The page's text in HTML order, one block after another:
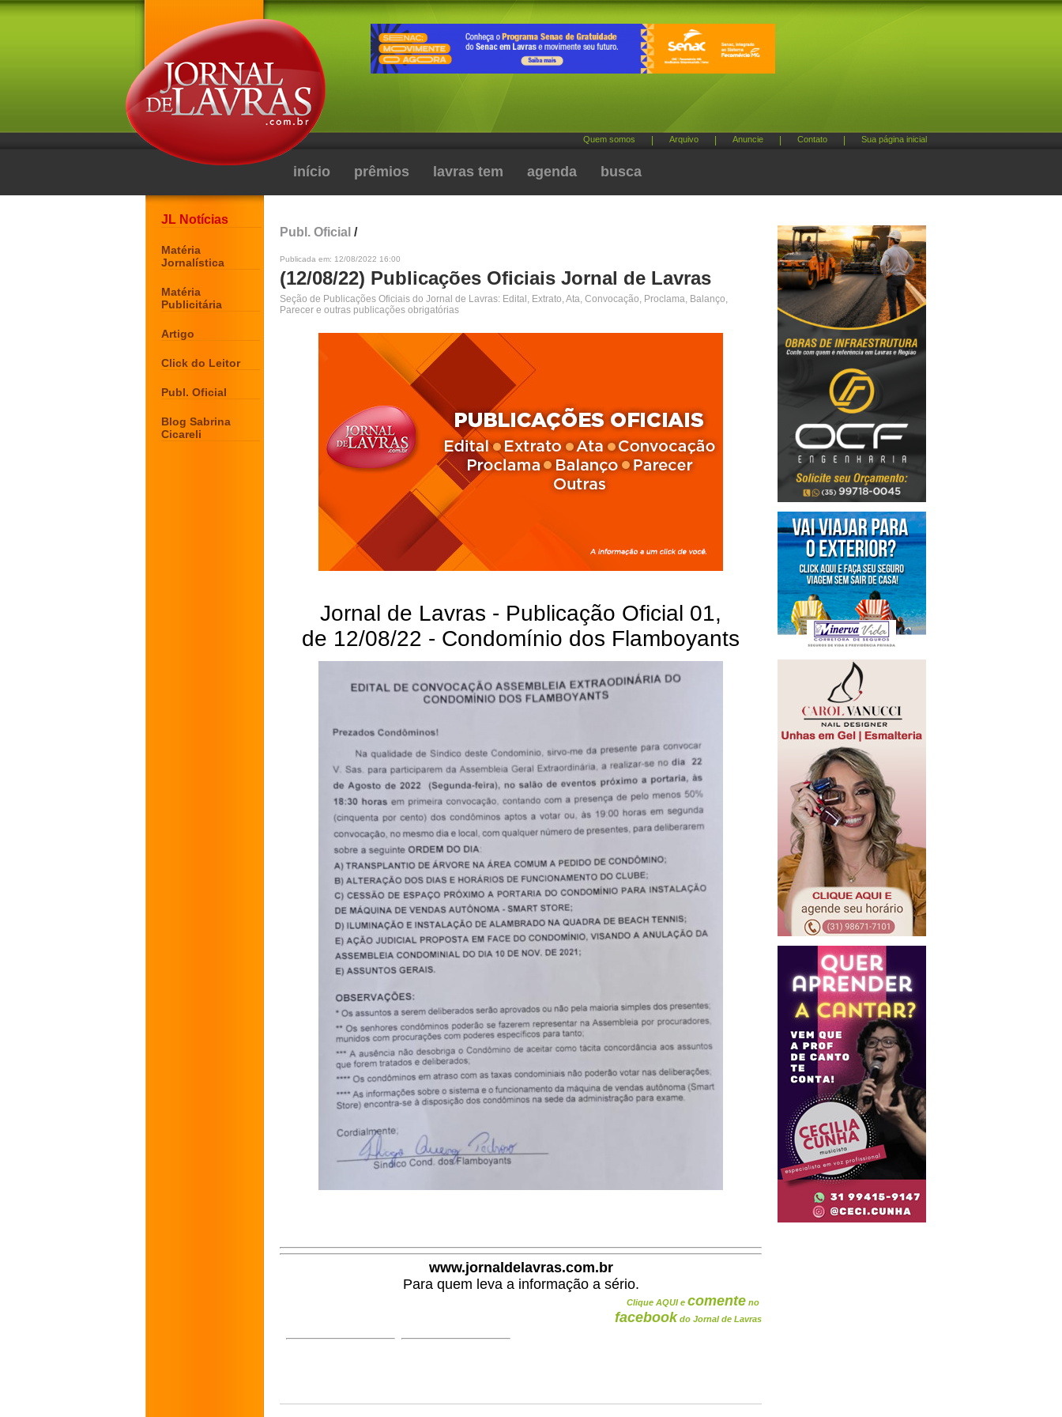
Quem somos Arquivo Anuncie Contato Sua página inicial
início prêmios lavras tem agenda busca
JL Notícias
Matéria
Jornalística
Matéria
Publicitária
Artigo
Click do Leitor
Publ. Oficial
Blog Sabrina
Cicareli
Publ. Oficial /
Publicada em: 12/08/2022 16:00
(12/08/22) Publicações Oficiais Jornal de Lavras
Seção de Publicações Oficiais do Jornal de Lavras: Edital, Extrato, Ata, Convocação, Proclama, Balanço,
Parecer e outras publicações obrigatórias
Jornal de Lavras - Publicação Oficial 01,
de 12/08/22 - Condomínio dos Flamboyants
www.jornaldelavras.com.br
Para quem leva a informação a sério.
Clique AQUI e comente no
facebook do Jornal de Lavras